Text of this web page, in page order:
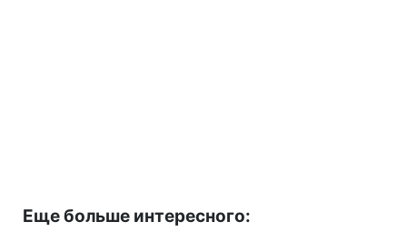
Еще больше интересного: